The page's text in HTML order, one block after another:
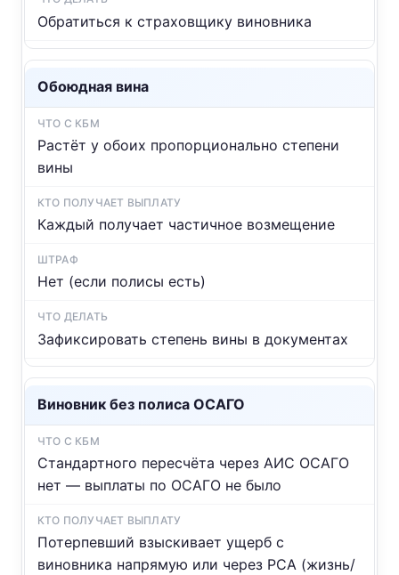
Обратиться к страховщику виновника
Обоюдная вина
Растёт у обоих пропорционально степени
вины
Каждый получает частичное возмещение
Нет (если полисы есть)
Зафиксировать степень вины в документах
Виновник без полиса ОСАГО
Стандартного пересчёта через АИС ОСАГО
нет — выплаты по ОСАГО не было
Потерпевший взыскивает ущерб с
виновника напрямую или через РСА (жизнь/